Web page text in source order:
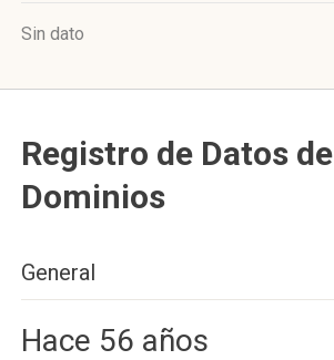
Sin dato
Registro de Datos de
Dominios
General
Hace 56 años